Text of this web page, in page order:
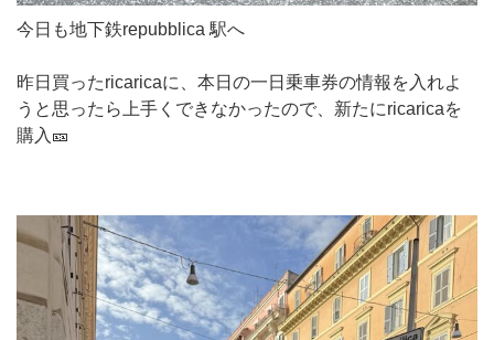
今日も地下鉄repubblica 駅へ
昨日買ったricaricaに、本日の一日乗車券の情報を入れよ
うと思ったら上手くできなかったので、新たにricaricaを
購入🎫